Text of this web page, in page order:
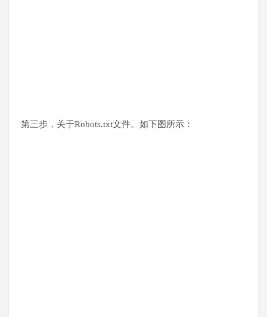
第三步，关于Robots.txt文件。如下图所示：